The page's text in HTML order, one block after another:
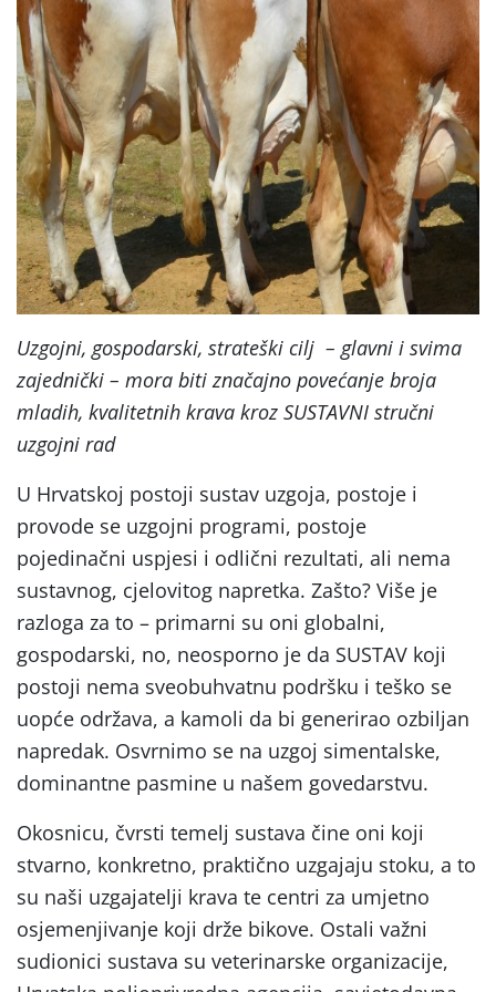
Uzgojni, gospodarski, strateški cilj – glavni i svima
zajednički – mora biti značajno povećanje broja
mladih, kvalitetnih krava kroz SUSTAVNI stručni
uzgojni rad
U Hrvatskoj postoji sustav uzgoja, postoje i
provode se uzgojni programi, postoje
pojedinačni uspjesi i odlični rezultati, ali nema
sustavnog, cjelovitog napretka. Zašto? Više je
razloga za to – primarni su oni globalni,
gospodarski, no, neosporno je da SUSTAV koji
postoji nema sveobuhvatnu podršku i teško se
uopće održava, a kamoli da bi generirao ozbiljan
napredak. Osvrnimo se na uzgoj simentalske,
dominantne pasmine u našem govedarstvu.
Okosnicu, čvrsti temelj sustava čine oni koji
stvarno, konkretno, praktično uzgajaju stoku, a to
su naši uzgajatelji krava te centri za umjetno
osjemenjivanje koji drže bikove. Ostali važni
sudionici sustava su veterinarske organizacije,